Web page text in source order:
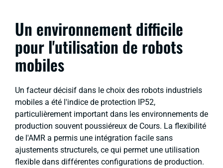
Un environnement difficile
pour l'utilisation de robots
mobiles
Un facteur décisif dans le choix des robots industriels
mobiles a été l'indice de protection IP52,
particulièrement important dans les environnements de
production souvent poussiéreux de Cours. La flexibilité
de l'AMR a permis une intégration facile sans
ajustements structurels, ce qui permet une utilisation
flexible dans différentes configurations de production.